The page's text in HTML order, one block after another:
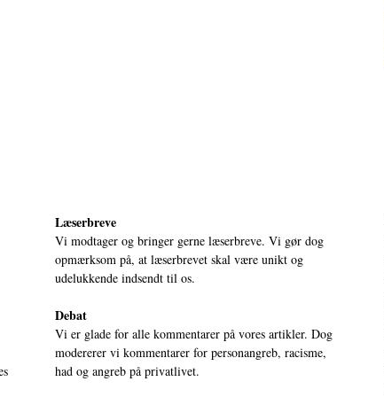
Læserbreve
Vi modtager og bringer gerne læserbreve. Vi gør dog
opmærksom på, at læserbrevet skal være unikt og
udelukkende indsendt til os.
Debat
Vi er glade for alle kommentarer på vores artikler. Dog
modererer vi kommentarer for personangreb, racisme,
had og angreb på privatlivet.